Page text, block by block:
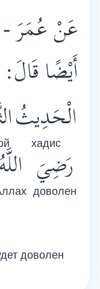
عَنْ عُمَرَ -
أَيْضًا قَالَ:
الْحَدِيثُ
хадис
رَضِيَ
доволен
اللَّهُ
доволен